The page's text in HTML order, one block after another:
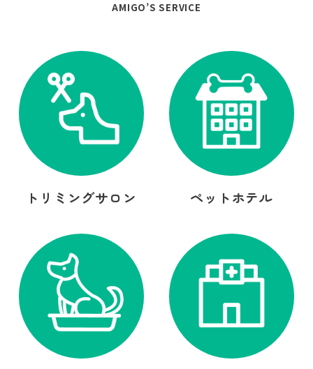
AMIGO’S SERVICE
トリミングサロン ペットホテル